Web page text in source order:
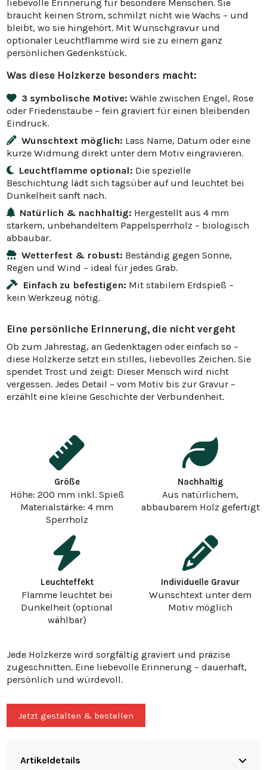
liebevolle Erinnerung für besondere Menschen. Sie
braucht keinen Strom, schmilzt nicht wie Wachs – und
bleibt, wo sie hingehört. Mit Wunschgravur und
optionaler Leuchtflamme wird sie zu einem ganz
persönlichen Gedenkstück.
Was diese Holzkerze besonders macht:
3 symbolische Motive: Wähle zwischen Engel, Rose
oder Friedenstaube – fein graviert für einen bleibenden
Eindruck.
Wunschtext möglich: Lass Name, Datum oder eine
kurze Widmung direkt unter dem Motiv eingravieren.
Leuchtflamme optional: Die spezielle
Beschichtung lädt sich tagsüber auf und leuchtet bei
Dunkelheit sanft nach.
Natürlich & nachhaltig: Hergestellt aus 4 mm
starkem, unbehandeltem Pappelsperrholz – biologisch
abbaubar.
Wetterfest & robust: Beständig gegen Sonne,
Regen und Wind – ideal für jedes Grab.
Einfach zu befestigen: Mit stabilem Erdspieß –
kein Werkzeug nötig.
Eine persönliche Erinnerung, die nicht vergeht
Ob zum Jahrestag, an Gedenktagen oder einfach so –
diese Holzkerze setzt ein stilles, liebevolles Zeichen. Sie
spendet Trost und zeigt: Dieser Mensch wird nicht
vergessen. Jedes Detail – vom Motiv bis zur Gravur –
erzählt eine kleine Geschichte der Verbundenheit.
Größe
Höhe: 200 mm inkl. Spieß
Materialstärke: 4 mm
Sperrholz
Nachhaltig
Aus natürlichem,
abbaubarem Holz gefertigt
Leuchteffekt
Flamme leuchtet bei
Dunkelheit (optional
wählbar)
Individuelle Gravur
Wunschtext unter dem
Motiv möglich
Jede Holzkerze wird sorgfältig graviert und präzise
zugeschnitten. Eine liebevolle Erinnerung – dauerhaft,
persönlich und würdevoll.
Jetzt gestalten & bestellen
Artikeldetails